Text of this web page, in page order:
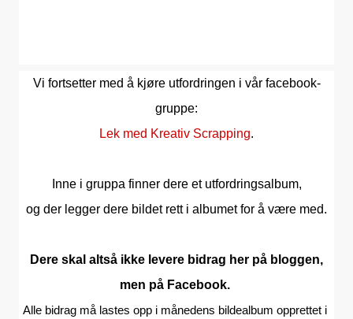
Vi fortsetter med å kjøre utfordringen i vår facebook-
gruppe:
Lek med Kreativ Scrapping.
Inne i gruppa finner dere et utfordringsalbum,
og der legger dere bildet rett i albumet for å være med.
Dere skal altså ikke levere bidrag her på bloggen,
men på Facebook.
Alle bidrag må lastes opp i månedens bildealbum opprettet i